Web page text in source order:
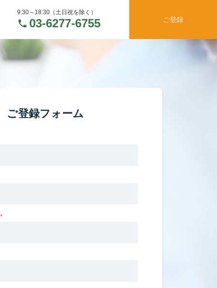
9:30～18:30（土日祝を除く）
03-6277-6755 ご登録
ご登録フォーム
*